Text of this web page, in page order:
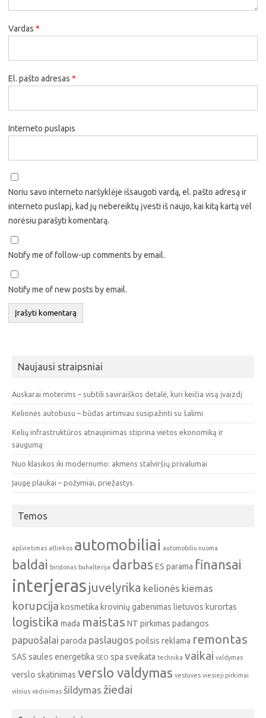
Vardas *
El. pašto adresas *
Interneto puslapis
Noriu savo interneto naršyklėje išsaugoti vardą, el. pašto adresą ir
interneto puslapį, kad jų nebereiktų įvesti iš naujo, kai kitą kartą vėl
norėsiu parašyti komentarą.
Notify me of follow-up comments by email.
Notify me of new posts by email.
Naujausi straipsniai
Auskarai moterims – subtili saviraiškos detalė, kuri keičia visą įvaizdį
Kelionės autobusu – būdas artimiau susipažinti su šalimi
Kelių infrastruktūros atnaujinimas stiprina vietos ekonomiką ir
saugumą
Nuo klasikos iki modernumo: akmens stalviršių privalumai
Įaugę plaukai – požymiai, priežastys
Temos
apšvietimas atliekos automobiliai automobiliu nuoma
baldai birstonas buhalterija darbas ES parama finansai
interjeras juvelyrika kelionės kiemas
korupcija kosmetika krovinių gabenimas lietuvos kurortas
logistika mada maistas NT pirkimas padangos
papuošalai paroda paslaugos poilsis reklama remontas
SAS saules energetika SEO spa sveikata technika vaikai valdymas
verslo skatinimas verslo valdymas vestuves viesieji pirkimai
vilnius vėdinimas šildymas žiedai